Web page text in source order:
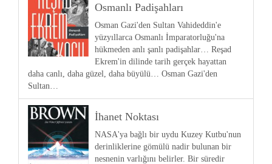
Osmanlı Padişahları
Osman Gazi'den Sultan Vahideddin'e
yüzyıllarca Osmanlı İmparatorluğu'na
hükmeden anlı şanlı padişahlar… Reşad
Ekrem'in dilinde tarih gerçek hayattan
daha canlı, daha güzel, daha büyülü… Osman Gazi'den
Sultan…
İhanet Noktası
NASA'ya bağlı bir uydu Kuzey Kutbu'nun
derinliklerine gömülü nadir bulunan bir
nesnenin varlığını belirler. Bir süredir